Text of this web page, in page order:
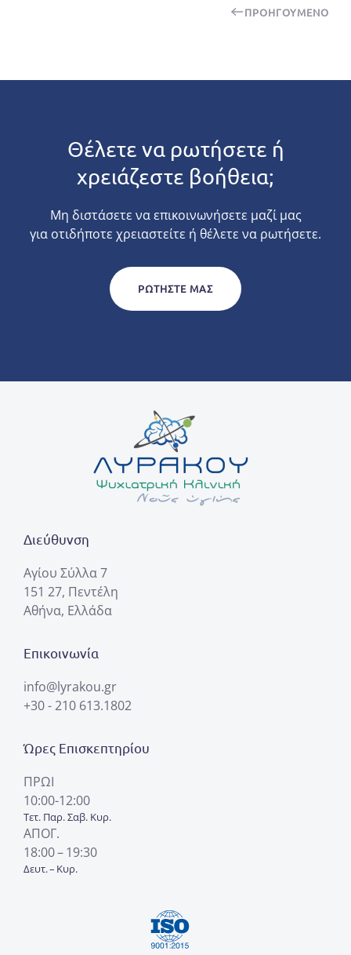
ΠΡΟΗΓΟΎΜΕΝΟ
Θέλετε να ρωτήσετε ή
χρειάζεστε βοήθεια;
Μη διστάσετε να επικοινωνήσετε μαζί μας
για οτιδήποτε χρειαστείτε ή θέλετε να ρωτήσετε.
ΡΩΤΉΣΤΕ ΜΑΣ
Διεύθυνση
Αγίου Σύλλα 7
151 27, Πεντέλη
Αθήνα, Ελλάδα
Επικοινωνία
info@lyrakou.gr
+30 - 210 613.1802
Ώρες Επισκεπτηρίου
ΠΡΩΙ
10:00-12:00
Τετ. Παρ. Σαβ. Κυρ.
ΑΠΟΓ.
18:00 – 19:30
Δευτ. – Κυρ.